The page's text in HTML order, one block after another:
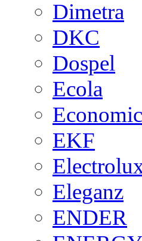
Dimetra
DKC
Dospel
Ecola
Economic
EKF
Eleganz
ENDER